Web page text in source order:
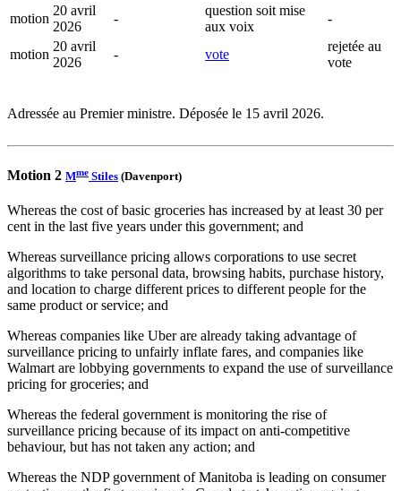
motion
20 avril
2026
-
question soit mise
aux voix
-
motion
20 avril
2026
- vote
rejetée au
vote
Adressée au Premier ministre. Déposée le 15 avril 2026.
Motion 2 Mme Stiles (Davenport)
Whereas the cost of basic groceries has increased by at least 30 per
cent in the last five years under this government; and
Whereas surveillance pricing allows corporations to use secret
algorithms to take personal data, browsing habits, purchase history,
and location to charge different prices to different people for the
same product or service; and
Whereas companies like Uber are already taking advantage of
surveillance pricing to unfairly inflate fares, and companies like
Walmart are lobbying governments to expand the use of surveillance
pricing for groceries; and
Whereas the federal government is monitoring the rise of
surveillance pricing because of its impact on anti-competitive
behaviour, but has not taken any action; and
Whereas the NDP government of Manitoba is leading on consumer